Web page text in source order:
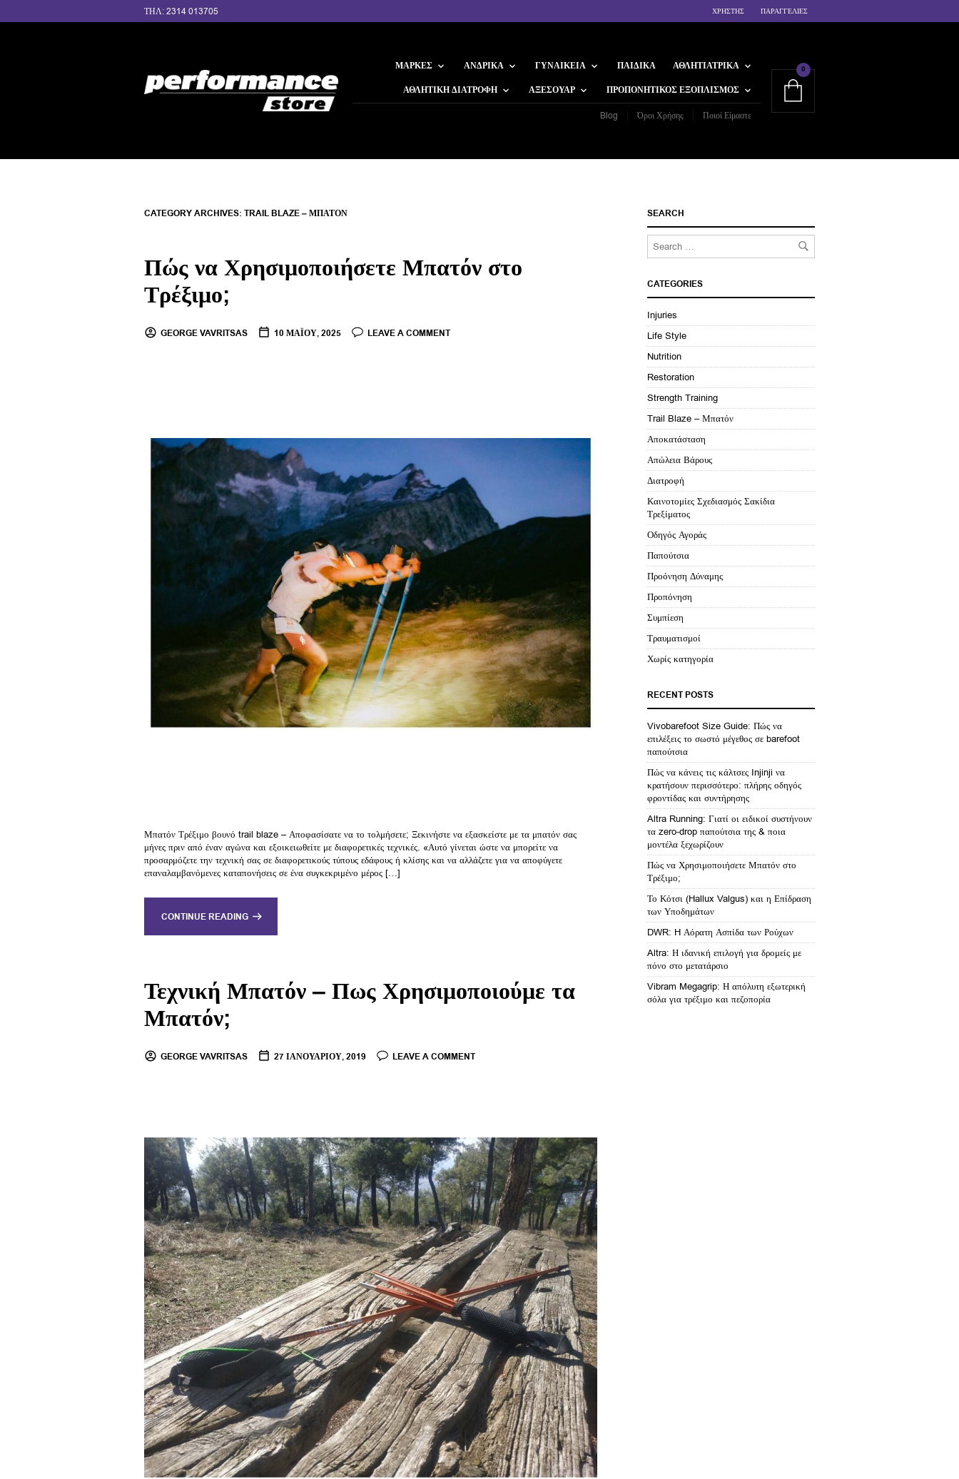
ΤΗΛ: 2314 013705 ΧΡΗΣΤΗΣ ΠΑΡΑΓΓΕΛΙΕΣ
ΜΆΡΚΕΣ ΑΝΔΡΙΚΆ ΓΥΝΑΙΚΕΊΑ ΠΑΙΔΙΚΆ
ΑΘΛΗΤΙΑΤΡΙΚΆ
ΑΘΛΗΤΙΚΉ ΔΙΑΤΡΟΦΉ
ΑΞΕΣΟΥΆΡ ΠΡΟΠΟΝΗΤΙΚΌΣ ΕΞΟΠΛΙΣΜΌΣ
Blog Όροι Χρήσης Ποιοί Είμαστε
0
CATEGORY ARCHIVES: TRAIL BLAZE – ΜΠΑΤΌΝ
Πώς να Χρησιμοποιήσετε Μπατόν στο
Τρέξιμο;
GEORGE VAVRITSAS 10 ΜΑΪ́ΟΥ, 2025 LEAVE A COMMENT
Μπατόν Τρέξιμο βουνό trail blaze – Αποφασίσατε να το τολμήσετε; Ξεκινήστε να εξασκείστε με τα μπατόν σας
μήνες πριν από έναν αγώνα και εξοικειωθείτε με διαφορετικές τεχνικές. «Αυτό γίνεται ώστε να μπορείτε να
προσαρμόζετε την τεχνική σας σε διαφορετικούς τύπους εδάφους ή κλίσης και να αλλάζετε για να αποφύγετε
επαναλαμβανόμενες καταπονήσεις σε ένα συγκεκριμένο μέρος […]
CONTINUE READING
Τεχνική Μπατόν – Πως Χρησιμοποιούμε τα
Μπατόν;
GEORGE VAVRITSAS 27 ΙΑΝΟΥΑΡΊΟΥ, 2019 LEAVE A COMMENT
SEARCH
CATEGORIES
Injuries
Life Style
Nutrition
Restoration
Strength Training
Trail Blaze – Μπατόν
Αποκατάσταση
Απώλεια Βάρους
Διατροφή
Καινοτομίες Σχεδιασμός Σακίδια
Τρεξίματος
Οδηγός Αγοράς
Παπούτσια
Προόνηση Δύναμης
Προπόνηση
Συμπίεση
Τραυματισμοί
Χωρίς κατηγορία
RECENT POSTS
Vivobarefoot Size Guide: Πώς να
επιλέξεις το σωστό μέγεθος σε barefoot
παπούτσια
Πώς να κάνεις τις κάλτσες Injinji να
κρατήσουν περισσότερο: πλήρης οδηγός
φροντίδας και συντήρησης
Altra Running: Γιατί οι ειδικοί συστήνουν
τα zero-drop παπούτσια της & ποια
μοντέλα ξεχωρίζουν
Πώς να Χρησιμοποιήσετε Μπατόν στο
Τρέξιμο;
Το Κότσι (Hallux Valgus) και η Επίδραση
των Υποδημάτων
DWR: H Αόρατη Ασπίδα των Ρούχων
Altra: Η ιδανική επιλογή για δρομείς με
πόνο στο μετατάρσιο
Vibram Megagrip: Η απόλυτη εξωτερική
σόλα για τρέξιμο και πεζοπορία